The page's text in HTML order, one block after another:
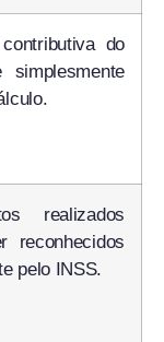
do
simplesmente
realizados
reconhecidos
pelo INSS.